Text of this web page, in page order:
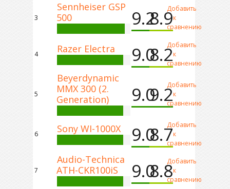
3
Sennheiser GSP
500
9.28.9Добавить
к
сравнению
4 Razer Electra 9.08.2Добавить
к
сравнению
5
Beyerdynamic
MMX 300 (2.
Generation)
9.09.2Добавить
к
сравнению
6 Sony WI-1000X 9.08.7Добавить
к
сравнению
7
Audio-Technica
ATH-CKR100iS
9.08.8Добавить
к
сравнению